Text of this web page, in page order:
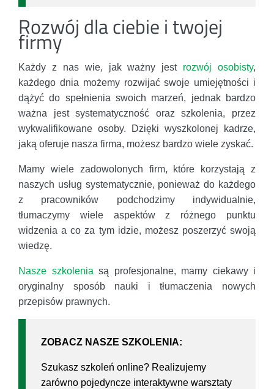
Rozwój dla ciebie i twojej
firmy
Każdy z nas wie, jak ważny jest rozwój osobisty,
każdego dnia możemy rozwijać swoje umiejętności i
dążyć do spełnienia swoich marzeń, jednak bardzo
ważna jest systematyczność oraz szkolenia, przez
wykwalifikowane osoby. Dzięki wyszkolonej kadrze,
jaką oferuje nasza firma, możesz bardzo wiele zyskać.
Mamy wiele zadowolonych firm, które korzystają z
naszych usług systematycznie, ponieważ do każdego
z pracowników podchodzimy indywidualnie,
tłumaczymy wiele aspektów z różnego punktu
widzenia a co za tym idzie, możesz poszerzyć swoją
wiedzę.
Nasze szkolenia są profesjonalne, mamy ciekawy i
oryginalny sposób nauki i tłumaczenia nowych
przepisów prawnych.
ZOBACZ NASZE SZKOLENIA:
Szukasz szkoleń online? Realizujemy
zarówno pojedyncze interaktywne warsztaty